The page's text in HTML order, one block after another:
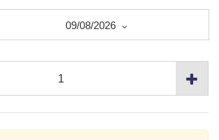
09/08/2026